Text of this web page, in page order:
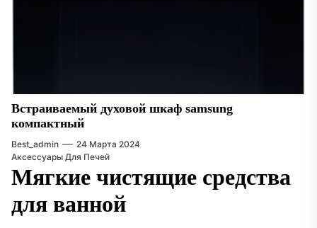
Встраиваемый духовой шкаф samsung
компактный
Best_admin
24 Марта 2024
Аксессуары Для Печей
Мягкие чистящие средства
для ванной